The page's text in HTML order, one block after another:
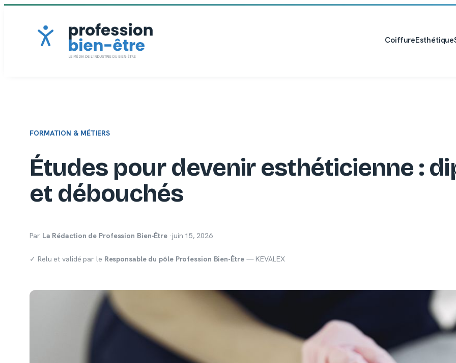
CoiffureEsthétique
FORMATION & MÉTIERS
Études pour devenir esthéticienne :
et débouchés
Par La Rédaction de Profession Bien-Être ·juin 15, 2026
✓ Relu et validé par le Responsable du pôle Profession Bien-Être— KEVALEX